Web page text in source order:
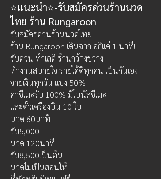
⭐แนะนำ⭐-รับสมัครด่วนร้านนวด
ไทย ร้าน Rungaroon
รับสมัครด่วนร้านนวดไทย
ร้าน Rungaroon เดินจากเอกิแค่ 1 นาที!
รับด่วน ทำเลดี ร้านกว้างขวาง
ทำงานสบายใจ รายได้ดีทุกคน เป็นกันเอง
จ่ายเงินทุกวัน แบ่ง 50%
ค่าชีเมะรับ 100% มีโบนัสชีเมะ
และตั๋วเครื่องบิน 10 ใบ
นวด 60นาที
รับ5,000
นวด 120นาที
รับ8,500เป็นต้น
นวดไม่เป็นสอนให้